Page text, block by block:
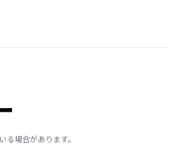
る場合があります。